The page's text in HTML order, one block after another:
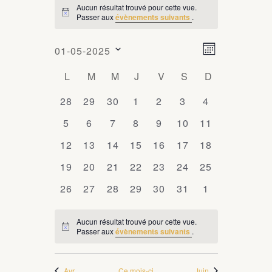
ÉVÈNEMENTS
Notice
Aucun résultat trouvé pour cette vue.
Passer auxévènements suivants .
N
a
i
g
a
t
i
p
N
v
a
t
o
u
e
Mois
01-05-2025
une
date.
C
a
e
r
LLUNDI
M MARDI
MMERCREDI
J JEUDI
V VENDREDI
S SAMEDI
D
0
évènements
28
0
évènements
29
0
évènements
30
0
évènements
1
0
évènements
2
0
évènements
3
0
évènements
4
0
évènements
5
0
évènements
6
0
évènements
7
0
évènements
8
0
évènements
9
0
évènements
10
0
évènements
11
0
évènements
12
0
évènements
13
0
évènements
14
0
évènements
15
0
évènements
16
0
évènements
17
0
évènements
18
0
évènements
19
0
évènements
20
0
évènements
21
0
évènements
22
0
évènements
23
0
évènements
24
0
évènements
25
0
26
0
27
0
28
0
29
0
30
0
31
0
1
Notice
Aucun résultat trouvé pour cette vue.
Passer auxévènements suivants .